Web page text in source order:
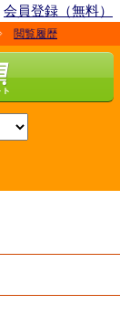
会員登録（無料）